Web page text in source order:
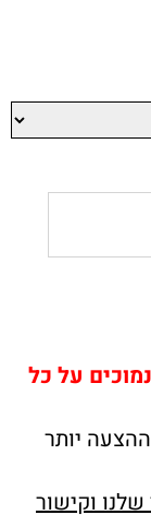
על כל
יותר
וקישור